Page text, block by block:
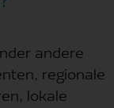
andere
regionale
lokale